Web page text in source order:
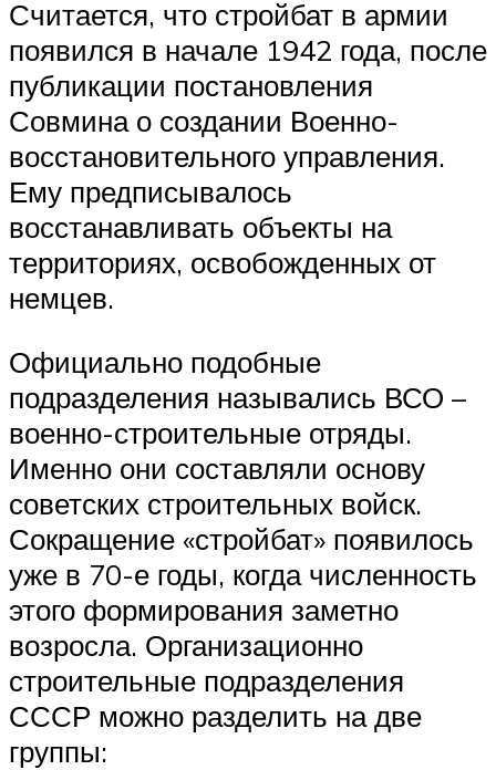
Считается, что стройбат в армии
появился в начале 1942 года, после
публикации постановления
Совмина о создании Военно-
восстановительного управления.
Ему предписывалось
восстанавливать объекты на
территориях, освобожденных от
немцев.
Официально подобные
подразделения назывались ВСО –
военно-строительные отряды.
Именно они составляли основу
советских строительных войск.
Сокращение «стройбат» появилось
уже в 70-е годы, когда численность
этого формирования заметно
возросла. Организационно
строительные подразделения
СССР можно разделить на две
группы: